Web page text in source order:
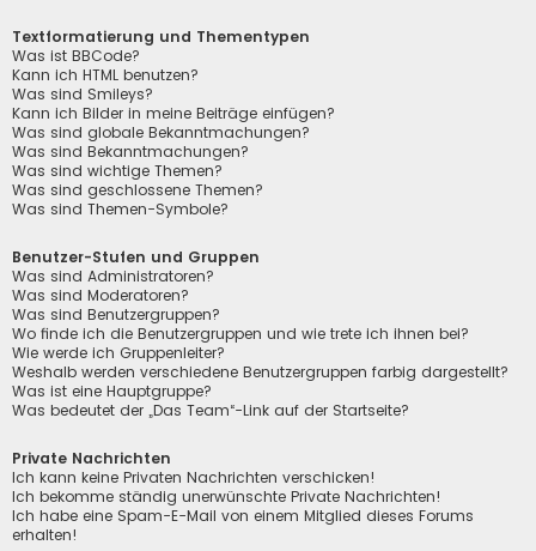
Textformatierung und Thementypen
Was ist BBCode?
Kann ich HTML benutzen?
Was sind Smileys?
Kann ich Bilder in meine Beiträge einfügen?
Was sind globale Bekanntmachungen?
Was sind Bekanntmachungen?
Was sind wichtige Themen?
Was sind geschlossene Themen?
Was sind Themen-Symbole?
Benutzer-Stufen und Gruppen
Was sind Administratoren?
Was sind Moderatoren?
Was sind Benutzergruppen?
Wo finde ich die Benutzergruppen und wie trete ich ihnen bei?
Wie werde ich Gruppenleiter?
Weshalb werden verschiedene Benutzergruppen farbig dargestellt?
Was ist eine Hauptgruppe?
Was bedeutet der „Das Team“-Link auf der Startseite?
Private Nachrichten
Ich kann keine Privaten Nachrichten verschicken!
Ich bekomme ständig unerwünschte Private Nachrichten!
Ich habe eine Spam-E-Mail von einem Mitglied dieses Forums
erhalten!